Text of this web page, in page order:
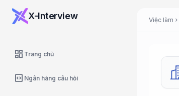
X-Interview
dashboard Trang chủ
code_blocks Ngân hàng câu hỏi
Việc làm chevron_right